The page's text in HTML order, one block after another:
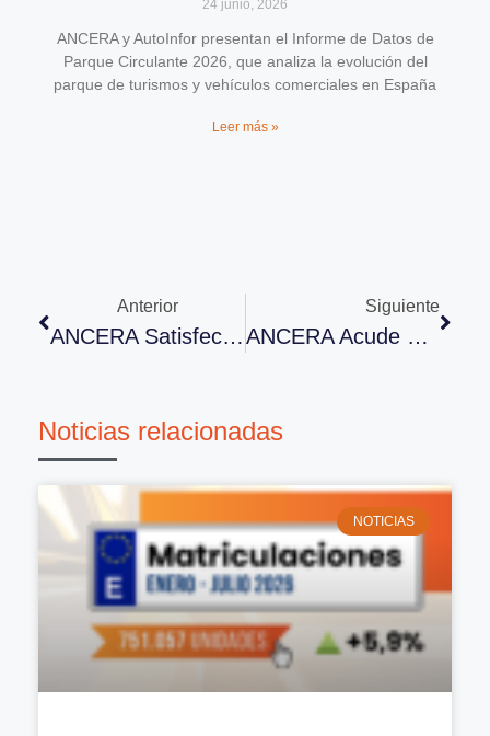
24 junio, 2026
ANCERA y AutoInfor presentan el Informe de Datos de
Parque Circulante 2026, que analiza la evolución del
parque de turismos y vehículos comerciales en España
Leer más »
Anterior
ANCERA Satisfecha Con La Nueva Regulación De ITV
Siguiente
ANCERA Acude XXVIII Congreso De Serca
Noticias relacionadas
NOTICIAS